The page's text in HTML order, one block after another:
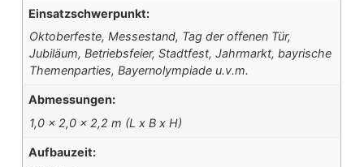
Einsatzschwerpunkt:
Oktoberfeste, Messestand, Tag der offenen Tür,
Jubiläum, Betriebsfeier, Stadtfest, Jahrmarkt, bayrische
Themenparties, Bayernolympiade u.v.m.
Abmessungen:
1,0 x 2,0 x 2,2 m (L x B x H)
Aufbauzeit: